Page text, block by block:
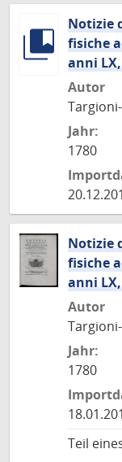
Notizie
fisiche
anni
Autor
Jahr:
1780
Notizie
fisiche
anni
Autor
Jahr:
1780
Teil